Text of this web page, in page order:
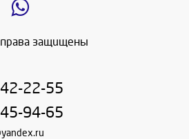
защищены
22-55
94-65